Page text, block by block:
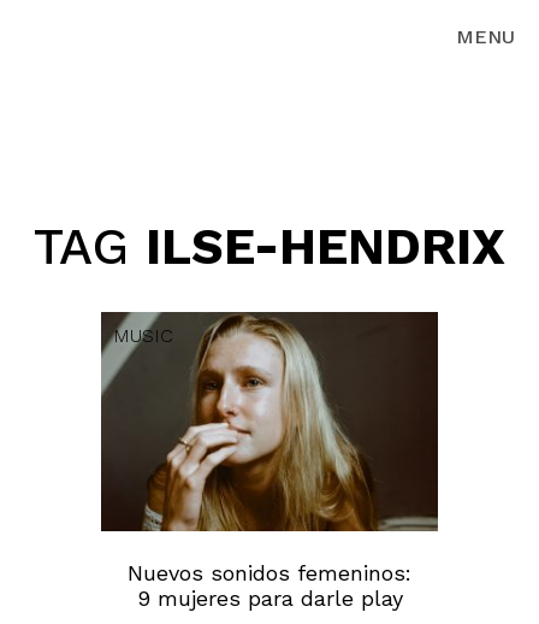
MENU
TAG ILSE-HENDRIX
MUSIC
Nuevos sonidos femeninos:
9 mujeres para darle play